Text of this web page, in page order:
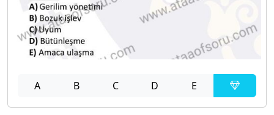
A B C D E